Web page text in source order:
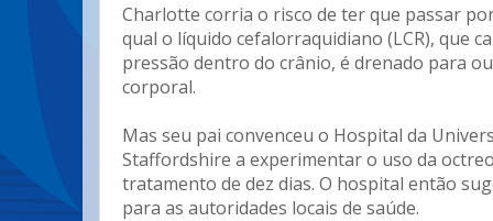
Charlotte corria o risco de ter que passar
qual o líquido cefalorraquidiano (LCR), que
pressão dentro do crânio, é drenado para
corporal.
Mas seu pai convenceu o Hospital da
Staffordshire a experimentar o uso da
tratamento de dez dias. O hospital então
para as autoridades locais de saúde.